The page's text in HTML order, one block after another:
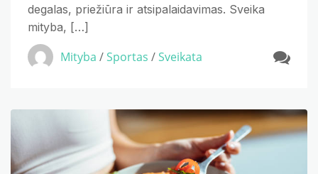
degalas, priežiūra ir atsipalaidavimas. Sveika
mityba, […]
Mityba /Sportas /Sveikata